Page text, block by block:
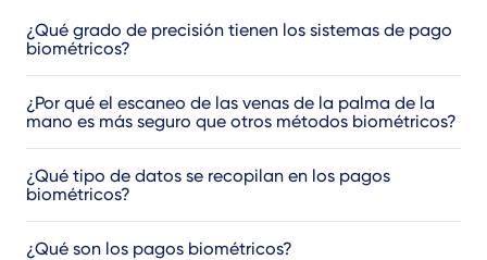
¿Qué grado de precisión tienen los sistemas de pago
biométricos?
¿Por qué el escaneo de las venas de la palma de la
mano es más seguro que otros métodos biométricos?
¿Qué tipo de datos se recopilan en los pagos
biométricos?
¿Qué son los pagos biométricos?